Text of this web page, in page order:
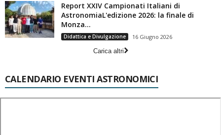
Report XXIV Campionati Italiani di
AstronomiaL'edizione 2026: la finale di
Monza...
Didattica e Divulgazione
16 Giugno 2026
Carica altri
CALENDARIO EVENTI ASTRONOMICI